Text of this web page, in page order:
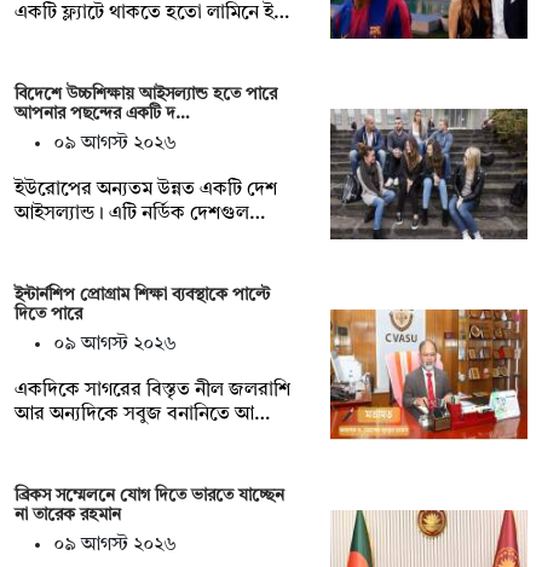
একটি ফ্ল্যাটে থাকতে হতো লামিনে ই…
বিদেশে উচ্চশিক্ষায় আইসল্যান্ড হতে পারে
আপনার পছন্দের একটি দ…
০৯ আগস্ট ২০২৬
ইউরোপের অন্যতম উন্নত একটি দেশ
আইসল্যান্ড। এটি নর্ডিক দেশগুল…
ইন্টার্নশিপ প্রোগ্রাম শিক্ষা ব্যবস্থাকে পাল্টে
দিতে পারে
০৯ আগস্ট ২০২৬
একদিকে সাগরের বিস্তৃত নীল জলরাশি
আর অন্যদিকে সবুজ বনানিতে আ…
ব্রিকস সম্মেলনে যোগ দিতে ভারতে যাচ্ছেন
না তারেক রহমান
০৯ আগস্ট ২০২৬